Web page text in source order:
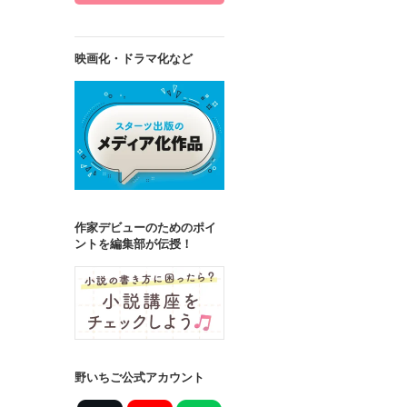
映画化・ドラマ化など
作家デビューのためのポイ
ントを編集部が伝授！
野いちご公式アカウント